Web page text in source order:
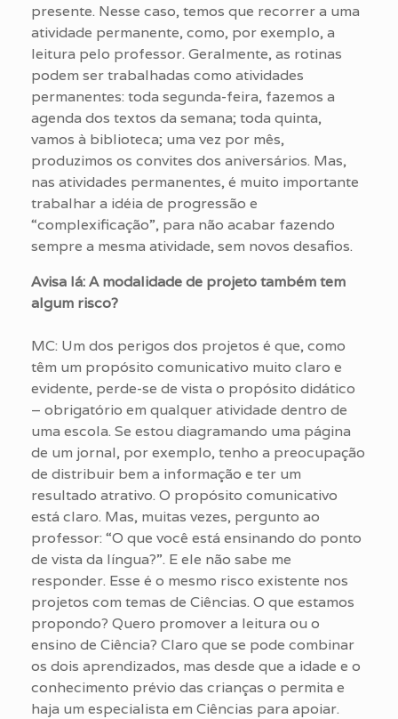
presente. Nesse caso, temos que recorrer a uma
atividade permanente, como, por exemplo, a
leitura pelo professor. Geralmente, as rotinas
podem ser trabalhadas como atividades
permanentes: toda segunda-feira, fazemos a
agenda dos textos da semana; toda quinta,
vamos à biblioteca; uma vez por mês,
produzimos os convites dos aniversários. Mas,
nas atividades permanentes, é muito importante
trabalhar a idéia de progressão e
“complexificação”, para não acabar fazendo
sempre a mesma atividade, sem novos desafios.
Avisa lá: A modalidade de projeto também tem
algum risco?
MC: Um dos perigos dos projetos é que, como
têm um propósito comunicativo muito claro e
evidente, perde-se de vista o propósito didático
– obrigatório em qualquer atividade dentro de
uma escola. Se estou diagramando uma página
de um jornal, por exemplo, tenho a preocupação
de distribuir bem a informação e ter um
resultado atrativo. O propósito comunicativo
está claro. Mas, muitas vezes, pergunto ao
professor: “O que você está ensinando do ponto
de vista da língua?”. E ele não sabe me
responder. Esse é o mesmo risco existente nos
projetos com temas de Ciências. O que estamos
propondo? Quero promover a leitura ou o
ensino de Ciência? Claro que se pode combinar
os dois aprendizados, mas desde que a idade e o
conhecimento prévio das crianças o permita e
haja um especialista em Ciências para apoiar.